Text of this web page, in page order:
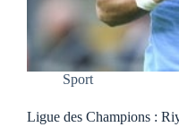
Sport
Ligue des Champions :